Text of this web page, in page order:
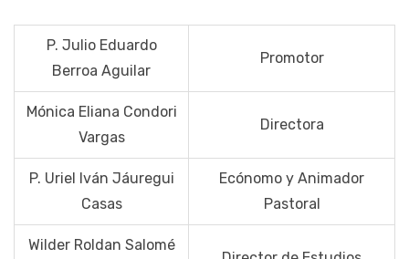
P. Julio Eduardo
Berroa Aguilar
Promotor
Mónica Eliana Condori
Vargas
Directora
P. Uriel Iván Jáuregui
Casas
Ecónomo y Animador
Pastoral
Wilder Roldan Salomé